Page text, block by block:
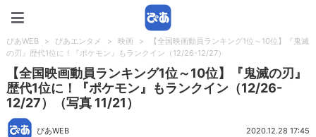
ぴあWEB > ぴあエンタメ > 映画 >
【全国映画動員ランキング1位～10位】『鬼滅
の刃』歴代1位に！『ポケモン』もランクイン（12/26-12/27）
【全国映画動員ランキング1位～10位】『鬼滅の刃』
歴代1位に！『ポケモン』もランクイン（12/26-
12/27）（写真 11/21）
ぴあWEB 2020.12.28 17:45